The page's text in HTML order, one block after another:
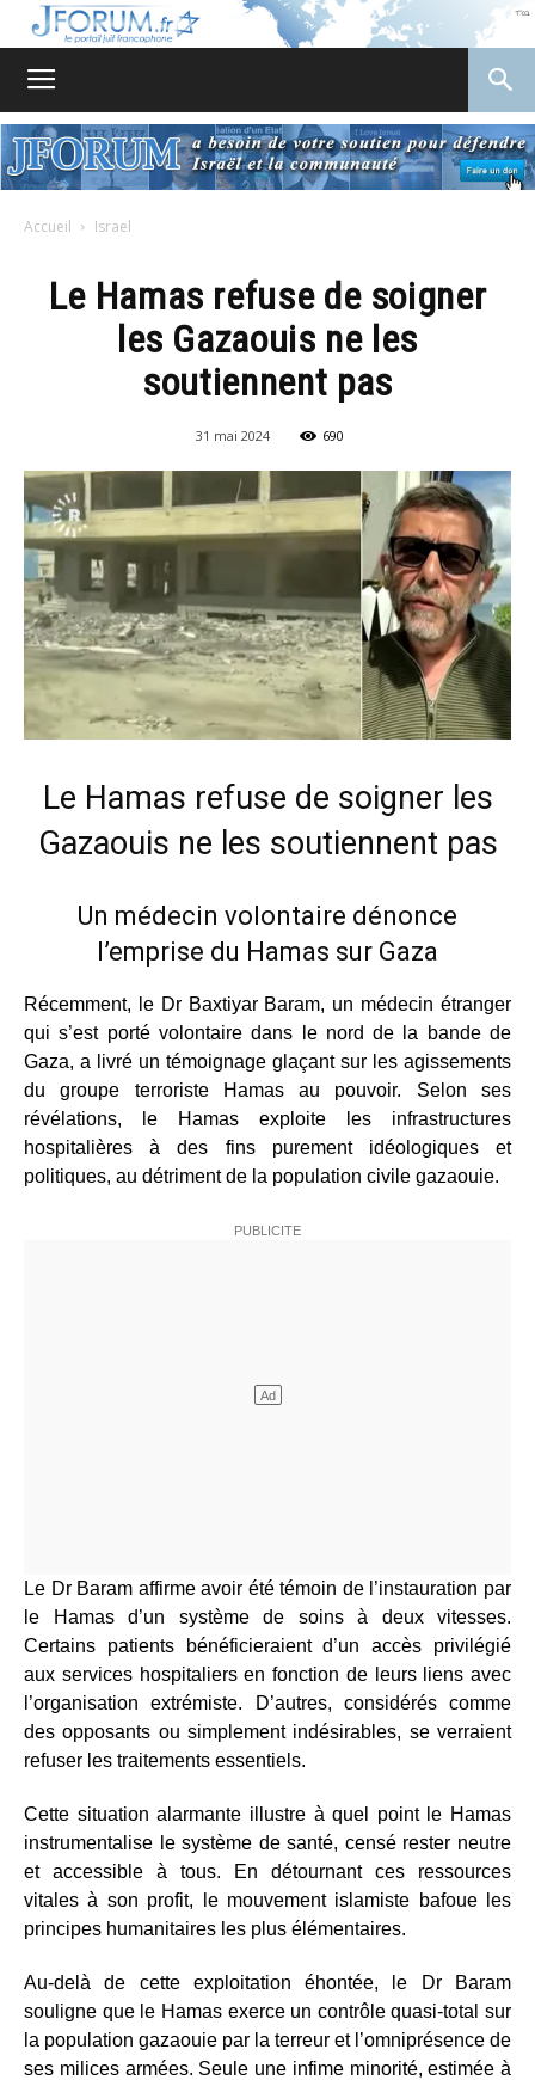
Accueil Israel
Le Hamas refuse de soigner
les Gazaouis ne les
soutiennent pas
31 mai 2024 690
Le Hamas refuse de soigner les
Gazaouis ne les soutiennent pas
Un médecin volontaire dénonce
l’emprise du Hamas sur Gaza
Récemment, le Dr Baxtiyar Baram, un médecin étranger
qui s’est porté volontaire dans le nord de la bande de
Gaza, a livré un témoignage glaçant sur les agissements
du groupe terroriste Hamas au pouvoir. Selon ses
révélations, le Hamas exploite les infrastructures
hospitalières à des fins purement idéologiques et
politiques, au détriment de la population civile gazaouie.
Le Dr Baram affirme avoir été témoin de l’instauration par
le Hamas d’un système de soins à deux vitesses.
Certains patients bénéficieraient d’un accès privilégié
aux services hospitaliers en fonction de leurs liens avec
l’organisation extrémiste. D’autres, considérés comme
des opposants ou simplement indésirables, se verraient
refuser les traitements essentiels.
Cette situation alarmante illustre à quel point le Hamas
instrumentalise le système de santé, censé rester neutre
et accessible à tous. En détournant ces ressources
vitales à son profit, le mouvement islamiste bafoue les
principes humanitaires les plus élémentaires.
Au-delà de cette exploitation éhontée, le Dr Baram
souligne que le Hamas exerce un contrôle quasi-total sur
la population gazaouie par la terreur et l’omniprésence de
ses milices armées. Seule une infime minorité, estimée à